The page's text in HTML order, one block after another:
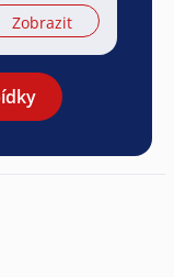
Zobrazit